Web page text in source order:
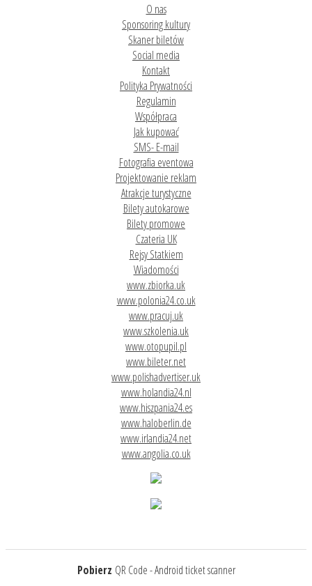
O nas
Sponsoring kultury
Skaner biletów
Social media
Kontakt
Polityka Prywatności
Regulamin
Współpraca
Jak kupować
SMS- E-mail
Fotografia eventowa
Projektowanie reklam
Atrakcje turystyczne
Bilety autokarowe
Bilety promowe
Czateria UK
Rejsy Statkiem
Wiadomości
www.zbiorka.uk
www.polonia24.co.uk
www.pracuj.uk
www.szkolenia.uk
www.otopupil.pl
www.bileter.net
www.polishadvertiser.uk
www.holandia24.nl
www.hiszpania24.es
www.haloberlin.de
www.irlandia24.net
www.angolia.co.uk
Pobierz QR Code - Android ticket scanner